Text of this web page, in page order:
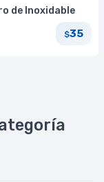
de Inoxidable
$35